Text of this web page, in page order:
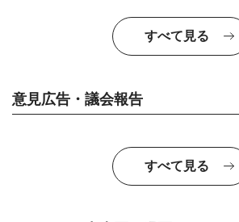
すべて見る
意見広告・議会報告
すべて見る